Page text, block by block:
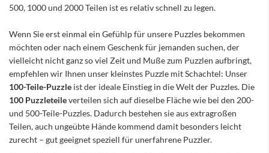
500, 1000 und 2000 Teilen ist es relativ schnell zu legen.
Wenn Sie erst einmal ein Gefühlp für unsere Puzzles bekommen
möchten oder nach einem Geschenk für jemanden suchen, der
vielleicht nicht ganz so viel Zeit und Muße zum Puzzlen aufbringt,
empfehlen wir Ihnen unser kleinstes Puzzle mit Schachtel: Unser
100-Teile-Puzzle ist der ideale Einstieg in die Welt der Puzzles. Die
100 Puzzleteileverteilen sich auf dieselbe Fläche wie bei den 200-
und 500-Teile-Puzzles. Dadurch bestehen sie aus extragroßen
Teilen, auch ungeübte Hände kommend damit besonders leicht
zurecht – gut geeignet speziell für unerfahrene Puzzler.